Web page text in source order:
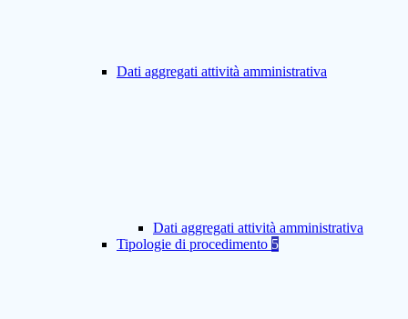
Dati aggregati attività amministrativa
Dati aggregati attività amministrativa
Tipologie di procedimento 5